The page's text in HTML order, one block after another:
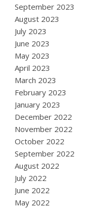
September 2023
August 2023
July 2023
June 2023
May 2023
April 2023
March 2023
February 2023
January 2023
December 2022
November 2022
October 2022
September 2022
August 2022
July 2022
June 2022
May 2022